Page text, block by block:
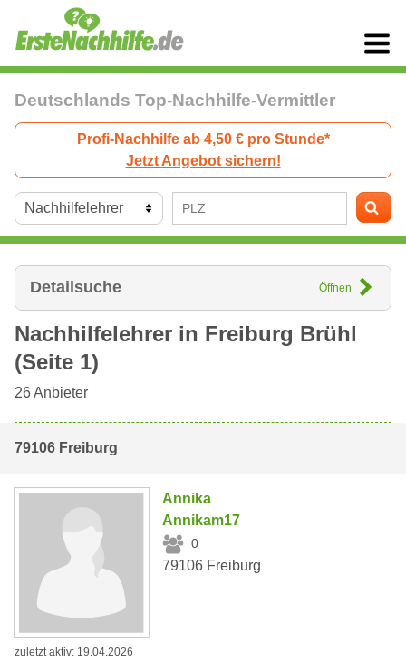
Deutschlands Top-Nachhilfe-Vermittler
Profi-Nachhilfe ab 4,50 € pro Stunde*
Jetzt Angebot sichern!
Detailsuche Öffnen
Nachhilfelehrer in Freiburg Brühl
(Seite 1)
26Anbieter
79106 Freiburg
Annika
Annikam17
0
79106 Freiburg
zuletzt aktiv: 19.04.2026